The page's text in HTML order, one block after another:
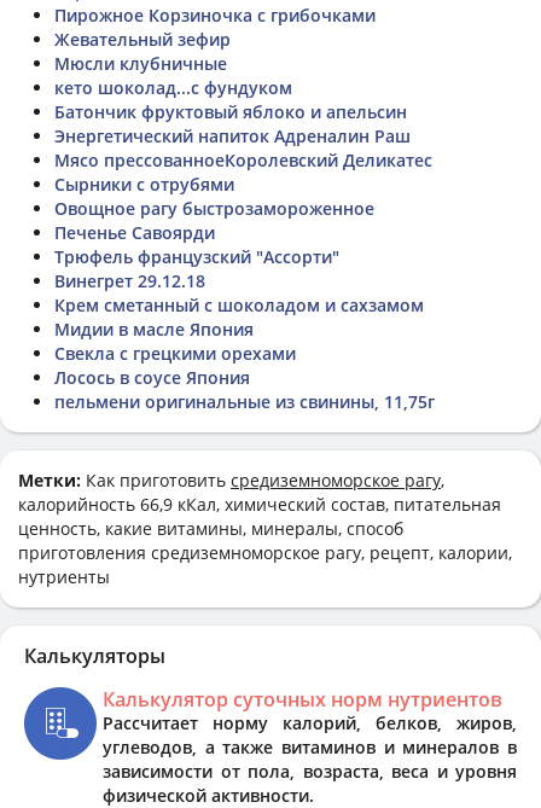
Пирожное Корзиночка с грибочками
Жевательный зефир
Мюсли клубничные
кето шоколад...с фундуком
Батончик фруктовый яблоко и апельсин
Энергетический напиток Адреналин Раш
Мясо прессованноеКоролевский Деликатес
Сырники с отрубями
Овощное рагу быстрозамороженное
Печенье Савоярди
Трюфель французский "Ассорти"
Винегрет 29.12.18
Крем сметанный с шоколадом и сахзамом
Мидии в масле Япония
Свекла с грецкими орехами
Лосось в соусе Япония
пельмени оригинальные из свинины, 11,75г
Метки: Как приготовить средиземноморское рагу,
калорийность 66,9 кКал, химический состав, питательная
ценность, какие витамины, минералы, способ
приготовления средиземноморское рагу, рецепт, калории,
нутриенты
Калькуляторы
Калькулятор суточных норм нутриентов
Рассчитает норму калорий, белков, жиров,
углеводов, а также витаминов и минералов в
зависимости от пола, возраста, веса и уровня
физической активности.